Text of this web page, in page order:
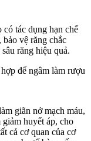
tác dụng hạn chế
vệ răng chắc
răng hiệu quả.
để ngâm làm rượu
giãn nở mạch máu,
huyết áp, cho
cả cơ quan của cơ